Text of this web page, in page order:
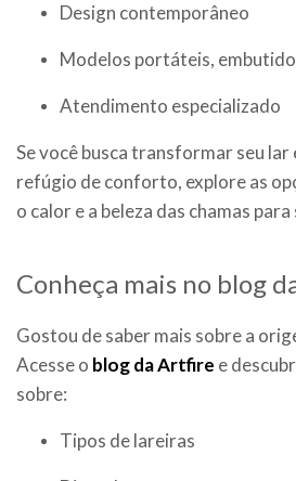
Design contemporâneo
Modelos portáteis,
Atendimento especializado
Se você busca transformar seu
refúgio de conforto, explore as
o calor e a beleza das chamas para
Conheça mais no blog
Gostou de saber mais sobre a
Acesse o blogda Artfire e
sobre:
Tipos de lareiras